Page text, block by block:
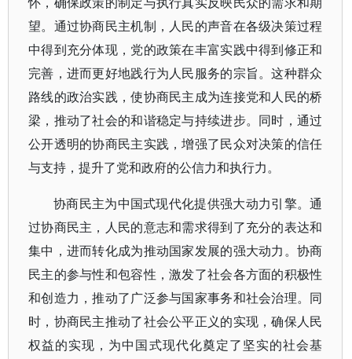
望。通过协商民主机制，人民的声音在各级决策过程
中得到充分体现，党的政策在丰富实践中得到修正和
完善，进而更好地践行为人民服务的宗旨。这种群众
路线的政治实践，使协商民主成为连接党和人民的桥
梁，推动了社会的和谐稳定与持续进步。同时，通过
公开透明的协商民主实践，增强了民众对决策的信任
与支持，提升了党和政府的公信力和执行力。
协商民主为中国式现代化提供强大动力引擎。通
过协商民主，人民的意志和需求得到了充分的表达和
集中，进而转化成为推动国家发展的强大动力。协商
民主的参与性和包容性，激发了社会各方面的积极性
和创造力，推动了广泛参与国家事务和社会治理。同
时，协商民主推动了社会公平正义的实现，确保人民
权益的实现，为中国式现代化奠定了坚实的社会基